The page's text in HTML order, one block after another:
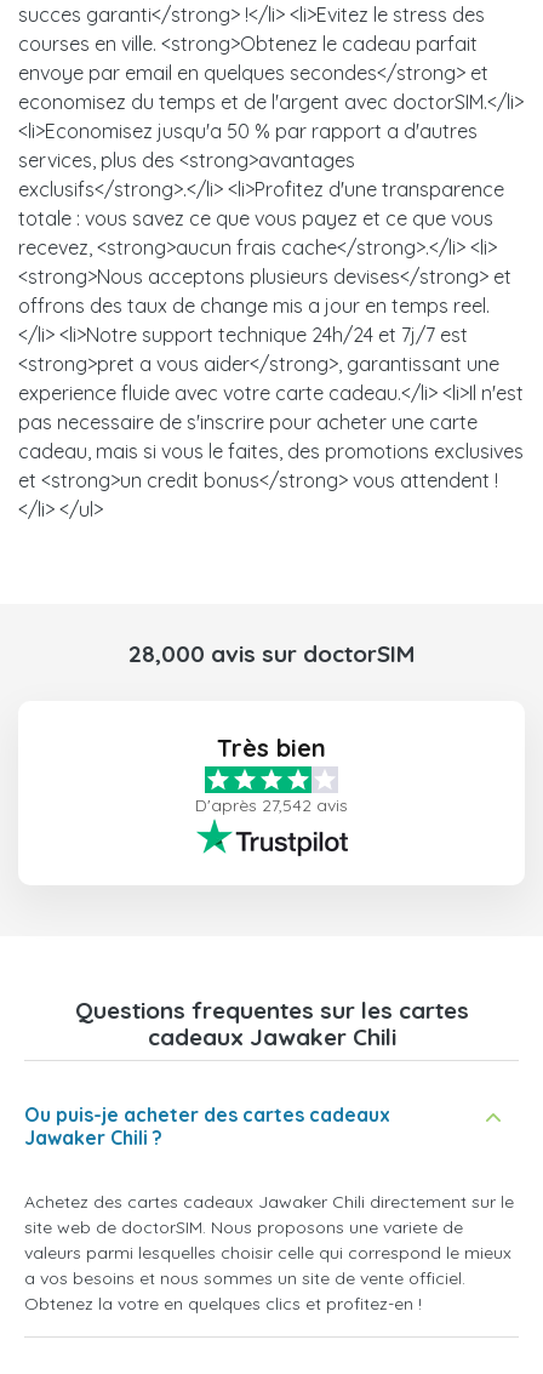
succes garanti</strong> !</li> <li>Evitez le stress des
courses en ville. <strong>Obtenez le cadeau parfait
envoye par email en quelques secondes</strong> et
economisez du temps et de l'argent avec doctorSIM.</li>
<li>Economisez jusqu'a 50 % par rapport a d'autres
services, plus des <strong>avantages
exclusifs</strong>.</li> <li>Profitez d'une transparence
totale : vous savez ce que vous payez et ce que vous
recevez, <strong>aucun frais cache</strong>.</li> <li>
<strong>Nous acceptons plusieurs devises</strong> et
offrons des taux de change mis a jour en temps reel.
</li> <li>Notre support technique 24h/24 et 7j/7 est
<strong>pret a vous aider</strong>, garantissant une
experience fluide avec votre carte cadeau.</li> <li>Il n'est
pas necessaire de s'inscrire pour acheter une carte
cadeau, mais si vous le faites, des promotions exclusives
et <strong>un credit bonus</strong> vous attendent !
</li> </ul>
28,000 avis sur doctorSIM
Très bien
D'après 27,542 avis
Questions frequentes sur les cartes
cadeaux Jawaker Chili
Ou puis-je acheter des cartes cadeaux
Jawaker Chili ?
Achetez des cartes cadeaux Jawaker Chili directement sur le
site web de doctorSIM. Nous proposons une variete de
valeurs parmi lesquelles choisir celle qui correspond le mieux
a vos besoins et nous sommes un site de vente officiel.
Obtenez la votre en quelques clics et profitez-en !